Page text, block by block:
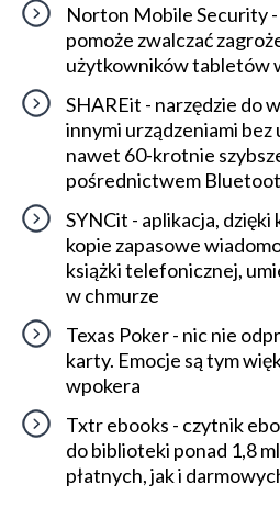
Norton Mobile Security
pomoże zwalczać
użytkowników tabletów
SHAREit - narzędzie do
innymi urządzeniami bez
nawet 60-krotnie
pośrednictwem
SYNCit - aplikacja,
kopie zapasowe
książki telefonicznej,
w chmurze
Texas Poker - nic nie
karty. Emocje są tym
wpokera
Txtr ebooks - czytnik
do biblioteki ponad 1,8
płatnych, jak i